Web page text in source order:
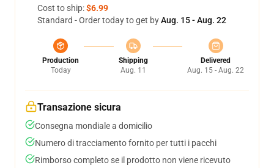
Cost to ship:$6.99
Standard - Order today to get byAug. 15 - Aug. 22
Production
Today
Shipping
Aug. 11
Delivered
Aug. 15 - Aug. 22
Transazione sicura
Consegna mondiale a domicilio
Numero di tracciamento fornito per tutti i pacchi
Rimborso completo se il prodotto non viene ricevuto